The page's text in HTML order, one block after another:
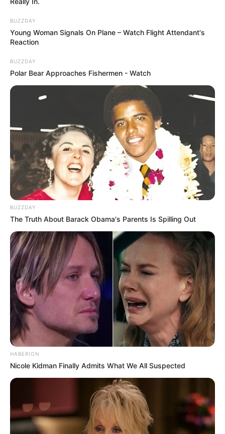
BUZZDAY
Young Woman Signals On Plane – Watch Flight Attendant's
Reaction
BUZZDAY
Polar Bear Approaches Fishermen - Watch
BUZZDAY
The Truth About Barack Obama's Parents Is Spilling Out
HABERION
Nicole Kidman Finally Admits What We All Suspected